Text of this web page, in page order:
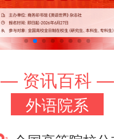
— 资讯百科 —
外语院系